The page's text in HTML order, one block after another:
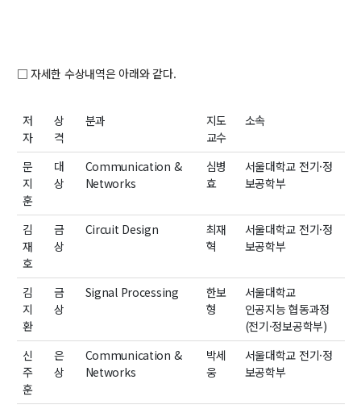
30주년
회고록
학부 비전
행사 사진
신임교수초빙
초빙안내
지원서 작성
□ 자세한 수상내역은 아래와같다.
저
자
상
격
분과
지도
교수
소속
문
지
훈
대
상
Communication &
Networks
심병
효
서울대학교 전기·정
보공학부
김
재
호
금
상
Circuit Design
최재
혁
서울대학교 전기·정
보공학부
김
지
환
금
상
Signal Processing
한보
형
서울대학교
인공지능 협동과정
(전기·정보공학부)
신
주
훈
은
상
Communication &
Networks
박세
웅
서울대학교 전기·정
보공학부